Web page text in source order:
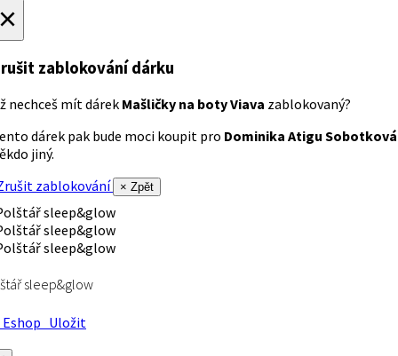
zablokování dárku
nechceš mít dárek Mašličky na boty Viava zablokovaný?
dárek pak bude moci koupit pro Dominika Atigu Sobotková
jiný.
zablokování
× Zpět
sleep&glow
Uložit